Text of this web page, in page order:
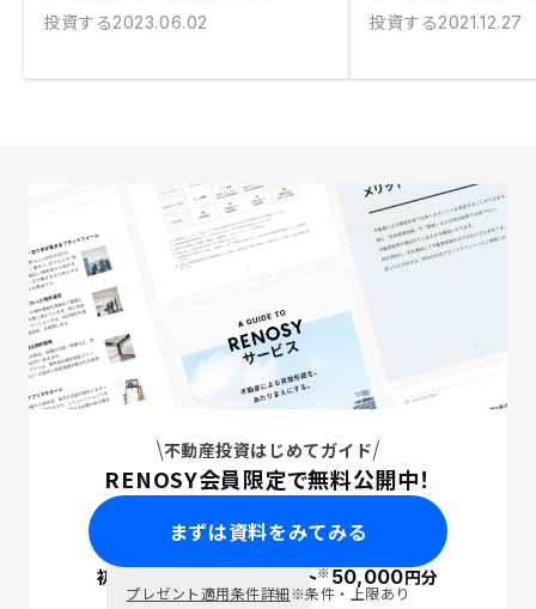
投資する2023.06.02
投資する2021.12.27
不動産投資はじめてガイド
RENOSY会員限定で無料公開中！
まずは資料をみてみる
初回面談で ポイント※50,000円分
プレゼント適用条件詳細※条件・上限あり